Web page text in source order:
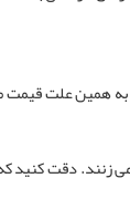
علت قیمت
زنند. دقت